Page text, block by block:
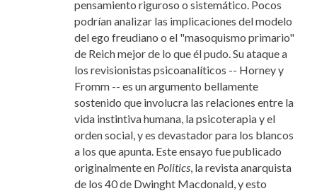
pensamiento riguroso o sistemático. Pocos
podrían analizar las implicaciones del modelo
del ego freudiano o el "masoquismo primario"
de Reich mejor de lo que él pudo. Su ataque a
los revisionistas psicoanalíticos -- Horney y
Fromm -- es un argumento bellamente
sostenido que involucra las relaciones entre la
vida instintiva humana, la psicoterapia y el
orden social, y es devastador para los blancos
a los que apunta. Este ensayo fue publicado
originalmente en Politics , la revista anarquista
de los 40 de Dwinght Macdonald, y esto